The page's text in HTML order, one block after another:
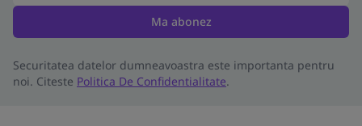
Ma abonez
Securitatea datelor dumneavoastra este importanta pentru
noi. Citeste Politica De Confidentialitate.